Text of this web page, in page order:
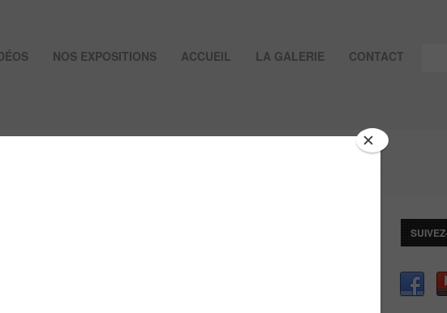
NOS EXPOSITIONS ACCUEIL LA GALERIE CONTACT